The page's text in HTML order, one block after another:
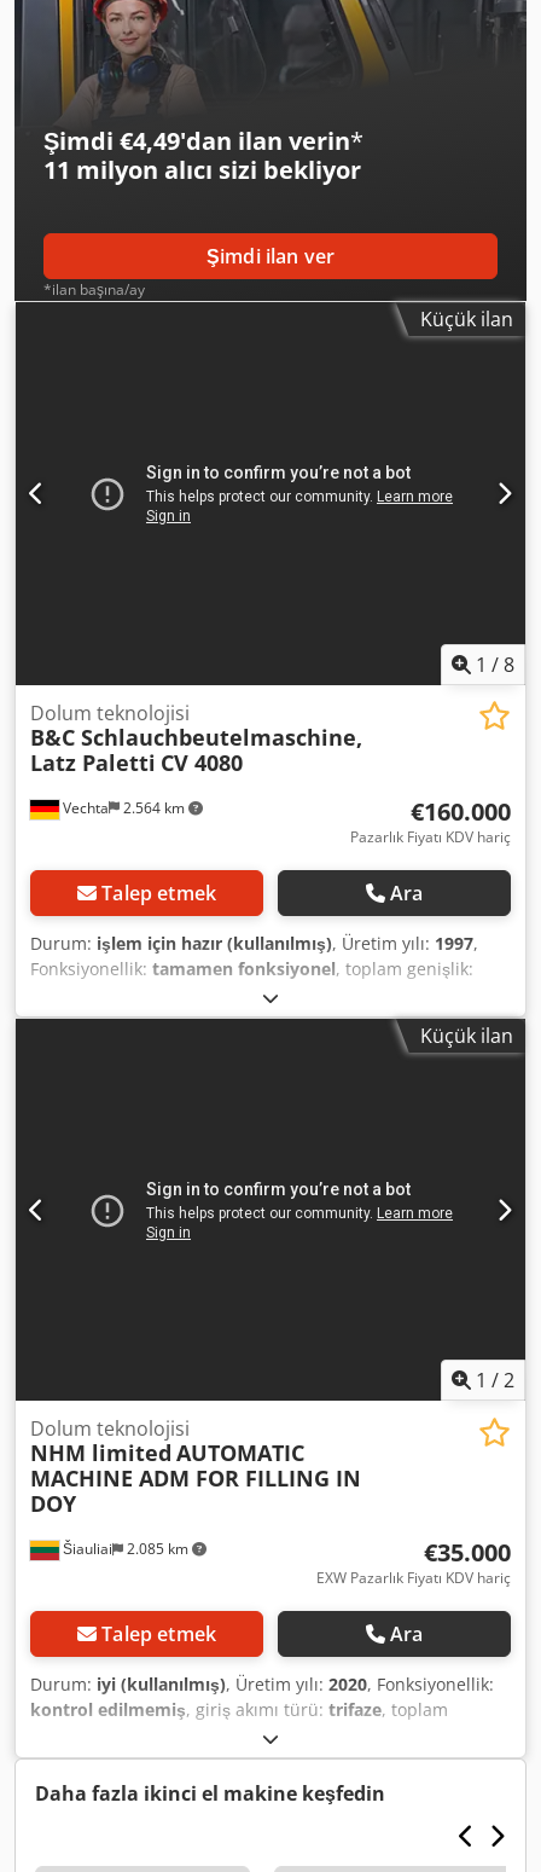
Paslanmaz çelik gövde. Konum: Ayaklı dikey gövde içinde.
Donanım: Kapak açıcı başlıklar, tahrik sistemleri; kasa
taşıma; kapak toplama hazneleri; kapaklı koruyucu
muhafaza; kontrol paneli ve kumanda elamanları.
Şimdi €4,49'dan ilan verin*
11 milyon alıcı sizi bekliyor
Şimdi ilan ver
*ilan başına/ay
Küçük ilan
1 /8
Vechta 2.564 km
Dolum teknolojisi
B&C Schlauchbeutelmaschine,
Latz Paletti CV 4080
€160.000
Pazarlık Fiyatı KDV hariç
Talep etmek Ara
Durum: işlem için hazır (kullanılmış), Üretim yılı: 1997,
Fonksiyonellik: tamamen fonksiyonel, toplam genişlik:
24.000 mm
3.650 mm, Bu, 2 adet komple ambalaj hattından
bantlı 2 adet Latz paletleme makinesi LHP 1800 (2025'te
yeni Siemens S7 kontrol sistemiyle) 1 adet Latz streç sarma
makinesi Bunların hepsi çeşitli konveyör bantlarıyla
Küçük ilan
1 /2
Šiauliai 2.085 km
Dolum teknolojisi
NHM limited AUTOMATIC
MACHINE ADM FOR FILLING IN
DOY
€35.000
EXW Pazarlık Fiyatı KDV hariç
Talep etmek Ara
Durum: iyi (kullanılmış), Üretim yılı: 2020, Fonksiyonellik:
kontrol edilmemiş, giriş akımı türü: trifaze, toplam
, toplam uzunluk:
yükseklik:2.190 mm, toplam ağırlık:850 kg, basınçlı hava
bağlantısı:12 bar, Dökme ürünler, unlar için uyarlanmış,
dökme ürünler için dozaj kafası mevcut. Vidalı dolum
konveyörüne sahiptir. 190 mm x 230 mm boyutlarında
doypack paketlere dozaj yapar. Ekipman satın alındı ancak
Daha fazla ikinci el makine keşfedin